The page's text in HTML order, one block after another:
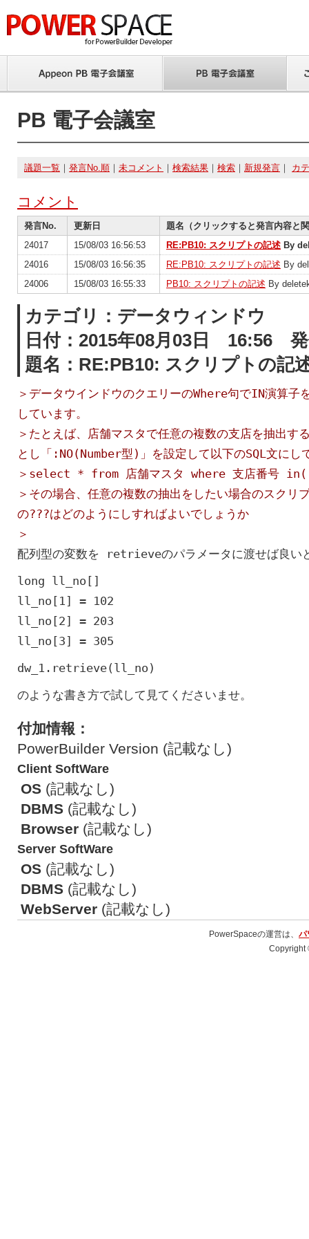
PB 電子会議室
議題一覧 ｜ 発言No.順 ｜ 未コメント ｜ 検索結果 ｜ 検索 ｜ 新規発言 ｜ カ
コメント
発言No. 更新日
題名（クリックすると発言内容と
24017
15/08/03 16:56:53 RE:PB10: スクリプトの記述 By
24016
15/08/03 16:56:35 RE:PB10: スクリプトの記述 By
24006
15/08/03 16:55:33 PB10: スクリプトの記述 By
カテゴリ：データウィンドウ
日付：2015年08月03日 16:56
題名：RE:PB10: スクリプトの記
＞データウインドウのクエリーのWhere句でIN演算子
しています。
＞たとえば、店舗マスタで任意の複数の支店を抽出す
とし「:NO(Number型)」を設定して以下のSQL文にし
＞select * from 店舗マスタ where 支店番号
＞その場合、任意の複数の抽出をしたい場合のス
の???はどのようにしすればよいでしょうか
＞
配列型の変数を retrieveのパラメータに渡せば良い
long ll_no[]
ll_no[1] = 102
ll_no[2] = 203
ll_no[3] = 305
dw_1.retrieve(ll_no)
のような書き方で試して見てくださいませ。
付加情報：
PowerBuilder Version (記載なし)
Client SoftWare
OS (記載なし)
DBMS (記載なし)
Browser (記載なし)
Server SoftWare
OS (記載なし)
DBMS (記載なし)
WebServer (記載なし)
PowerSpaceの運営は、 パ
Copyright